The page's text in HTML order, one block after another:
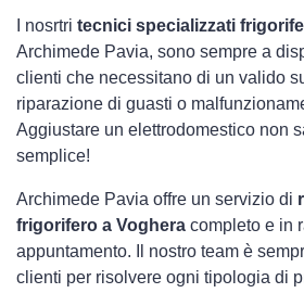
I nosrtri tecnici specializzati
Archimede Pavia, sono sempre a
clienti che necessitano di un valido
riparazione di guasti o
Aggiustare un elettrodomestico non
semplice!
Archimede Pavia offre un servizio di
frigorifero a Voghera completo e in
appuntamento. Il nostro team è
clienti per risolvere ogni tipologia di